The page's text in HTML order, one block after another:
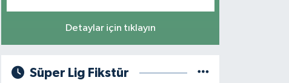
Detaylar için tıklayın
Süper Lig Fikstür